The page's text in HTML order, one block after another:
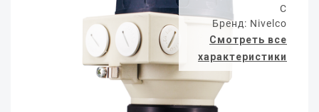
C
Бренд: Nivelco
Смотреть все
характеристики